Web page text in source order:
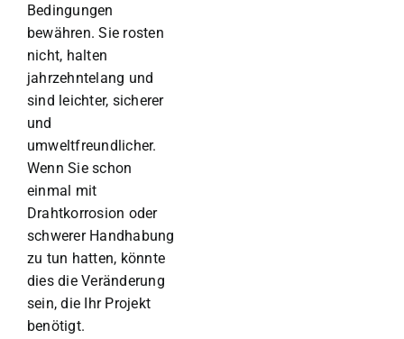
Bedingungen
bewähren. Sie rosten
nicht, halten
jahrzehntelang und
sind leichter, sicherer
und
umweltfreundlicher.
Wenn Sie schon
einmal mit
Drahtkorrosion oder
schwerer Handhabung
zu tun hatten, könnte
dies die Veränderung
sein, die Ihr Projekt
benötigt.